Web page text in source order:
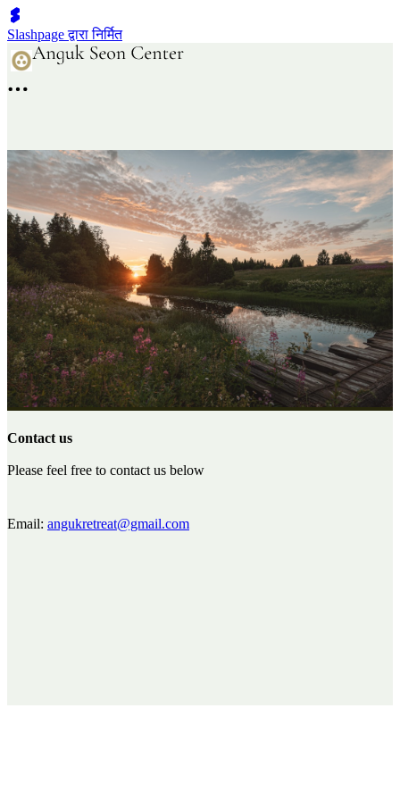
Slashpage द्वारा निर्मित
Contact us
Please feel free to contact us below
Email: angukretreat@gmail.com